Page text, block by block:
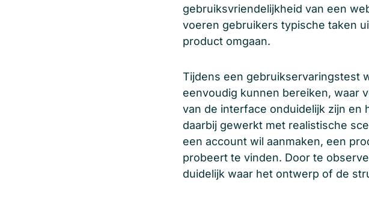
gebruiksvriendelijkheid van een
voeren gebruikers typische taken
product omgaan.
Tijdens een gebruikservaringstest
eenvoudig kunnen bereiken, waar
van de interface onduidelijk zijn en
daarbij gewerkt met realistische
een account wil aanmaken, een
probeert te vinden. Door te
duidelijk waar het ontwerp of de